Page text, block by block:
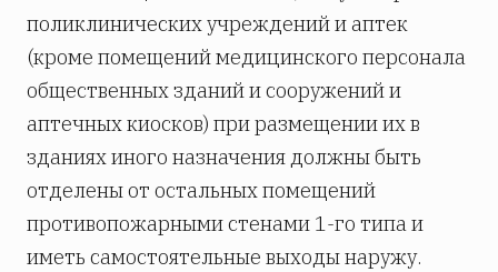
поликлинических учреждений и аптек
(кроме помещений медицинского персонала
общественных зданий и сооружений и
аптечных киосков) при размещении их в
зданиях иного назначения должны быть
отделены от остальных помещений
противопожарными стенами 1-го типа и
иметь самостоятельные выходы наружу.